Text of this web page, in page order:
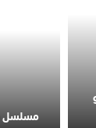
الحلقة 9
مسلسل حب